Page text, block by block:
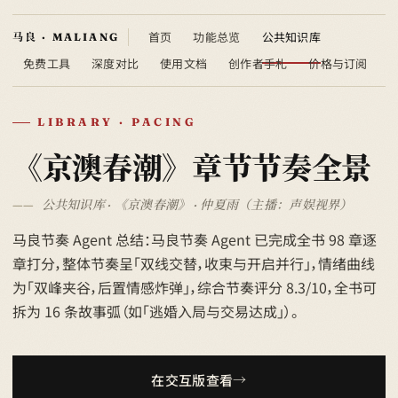
首页 功能总览
公共知识库
免费工具
深度对比 使用文档 创作者手札 价格与订阅
LIBRARY · PACING
《京澳春潮》章节节奏全景
公共知识库 · 《京澳春潮》 · 仲夏雨（主播：声娱视界）
马良节奏 Agent 总结：马良节奏 Agent 已完成全书 98 章逐
章打分，整体节奏呈「双线交替，收束与开启并行」，情绪曲线
为「双峰夹谷，后置情感炸弹」，综合节奏评分 8.3/10，全书可
拆为 16 条故事弧（如「逃婚入局与交易达成」）。
在交互版查看